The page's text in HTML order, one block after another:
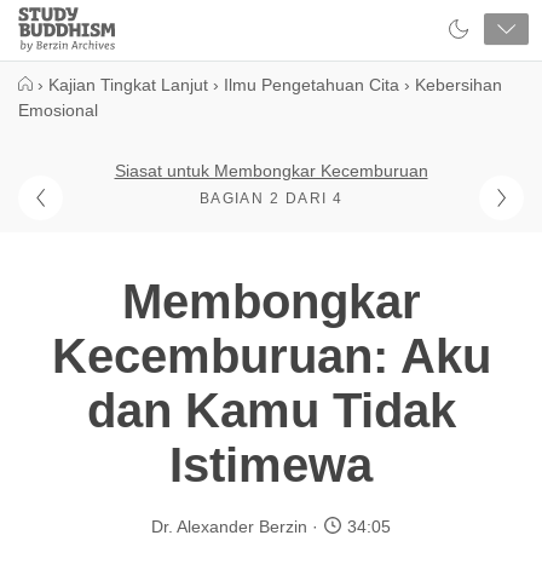
Close
Study
Buddhism
› Kajian Tingkat Lanjut › Ilmu Pengetahuan Cita › Kebersihan
Emosional
Siasat untuk Membongkar Kecemburuan
BAGIAN 2 DARI 4
Membongkar
Kecemburuan: Aku
dan Kamu Tidak
Istimewa
Dr. Alexander Berzin 34:05